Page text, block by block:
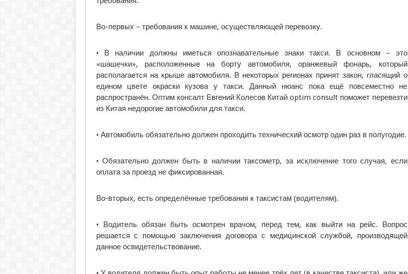
Во-первых – требования к машине, осуществляющей перевозку.
• В наличии должны иметься опознавательные знаки такси. В основном – это
«шашечки», расположенные на борту автомобиля, оранжевый фонарь, который
располагается на крыше автомобиля. В некоторых регионах принят закон, гласящий о
едином цвете окраски кузова у такси. Данный нюанс пока ещё повсеместно не
распространён. Оптим консалт Евгений Колесов Китай optim consult поможет перевезти
из Китая недорогие автомобили для такси.
• Автомобиль обязательно должен проходить технический осмотр один раз в полугодие.
• Обязательно должен быть в наличии таксометр, за исключение того случая, если
оплата за проезд не фиксированная.
Во-вторых, есть определённые требования к таксистам (водителям).
• Водитель обязан быть осмотрен врачом, перед тем, как выйти на рейс. Вопрос
решается с помощью заключения договора с медицинской службой, производящей
данное освидетельствование.